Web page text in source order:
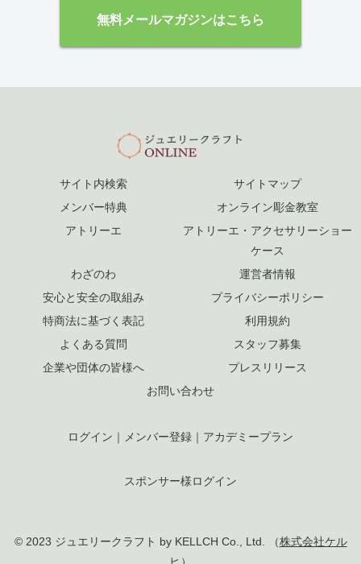
無料メールマガジンはこちら
サイト内検索
サイトマップ
メンバー特典
オンライン彫金教室
アトリーエ
アトリーエ・アクセサリーショー
ケース
わざのわ
運営者情報
安心と安全の取組み
プライバシーポリシー
特商法に基づく表記
利用規約
よくある質問
スタッフ募集
企業や団体の皆様へ
プレスリリース
お問い合わせ
ログイン ｜ メンバー登録 ｜ アカデミープラン
スポンサー様ログイン
© 2023 ジュエリークラフト by KELLCH Co., Ltd. （株式会社ケル